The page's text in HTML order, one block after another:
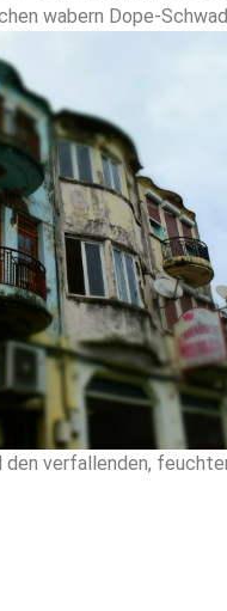
wabern Dope-
verfallenden,